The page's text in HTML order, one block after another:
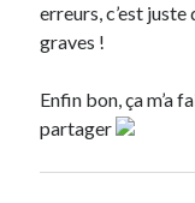
erreurs, c’est
graves !
Enfin bon, ça m’a
partager